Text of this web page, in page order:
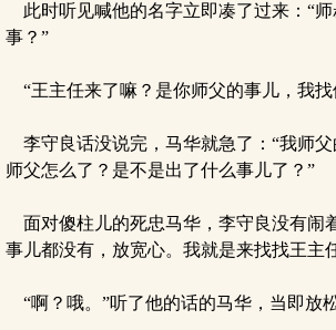
此时听见喊他的名字立即凑了过来：“
事？”
“王主任来了嘛？是你师父的事儿，我找
李守良话没说完，马华就急了：“我师
师父怎么了？是不是出了什么事儿了？”
面对傻柱儿的死忠马华，李守良没有闹
事儿都没有，放宽心。我就是来找找王主
“啊？哦。”听了他的话的马华，当即放